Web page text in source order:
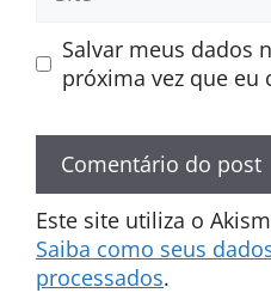
Salvar meus dados
próxima vez que eu
Este site utiliza o
Saiba como seus
processados.